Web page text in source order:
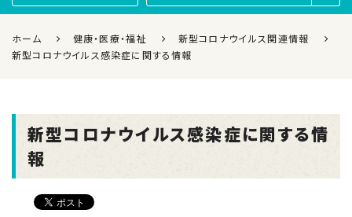
ホーム 健康・医療・福祉
新型コロナウイルス関連情報
新型コロナウイルス感染症に関する情報
新型コロナウイルス感染症に関する情
報